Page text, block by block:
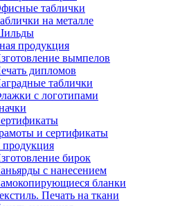
таблички
на металле
продукция
вымпелов
дипломов
таблички
с логотипами
и сертификаты
бирок
с нанесением
бланки
Печать на ткани